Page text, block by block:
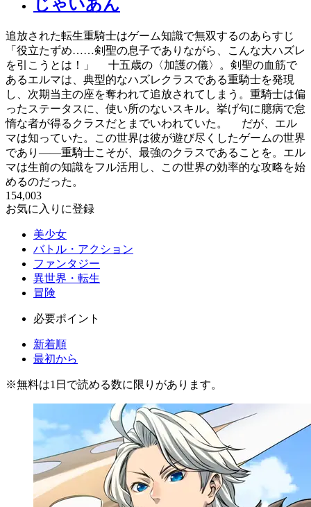
じゃいあん
追放された転生重騎士はゲーム知識で無双するのあらすじ
「役立たずめ……剣聖の息子でありながら、こんな大ハズレ
を引こうとは！」 十五歳の〈加護の儀〉。剣聖の血筋で
あるエルマは、典型的なハズレクラスである重騎士を発現
し、次期当主の座を奪われて追放されてしまう。重騎士は偏
ったステータスに、使い所のないスキル。挙げ句に臆病で怠
惰な者が得るクラスだとまでいわれていた。 だが、エル
マは知っていた。この世界は彼が遊び尽くしたゲームの世界
であり――重騎士こそが、最強のクラスであることを。エル
マは生前の知識をフル活用し、この世界の効率的な攻略を始
めるのだった。
154,003
お気に入りに登録
美少女
バトル・アクション
ファンタジー
異世界・転生
冒険
必要ポイント
新着順
最初から
※無料は1日で読める数に限りがあります。